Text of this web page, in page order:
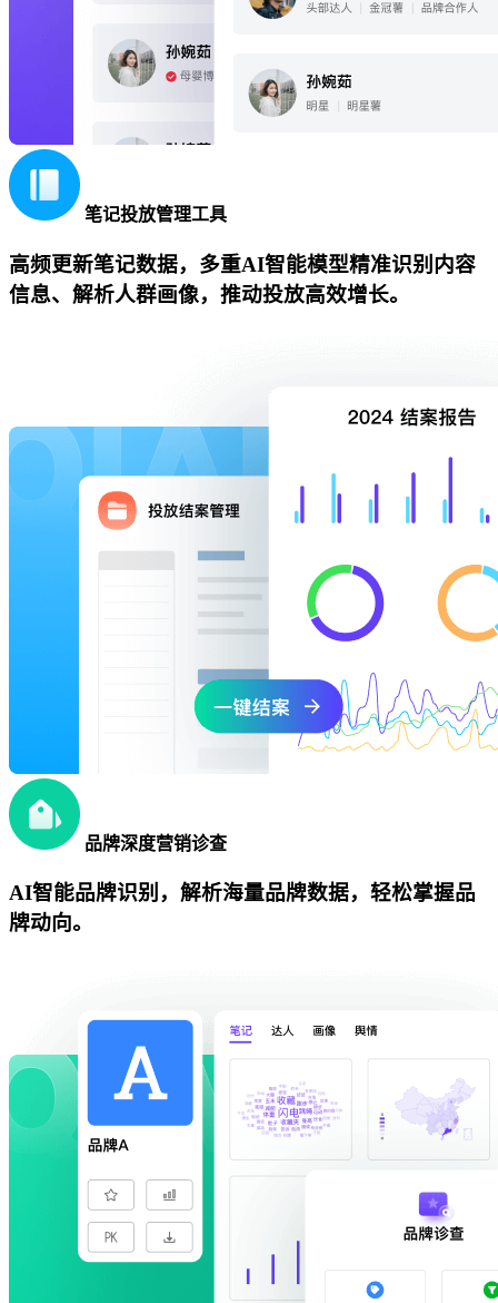
笔记投放管理工具
高频更新笔记数据，多重AI智能模型精准识别内容
信息、解析人群画像，推动投放高效增长。
品牌深度营销诊查
AI智能品牌识别，解析海量品牌数据，轻松掌握品
牌动向。